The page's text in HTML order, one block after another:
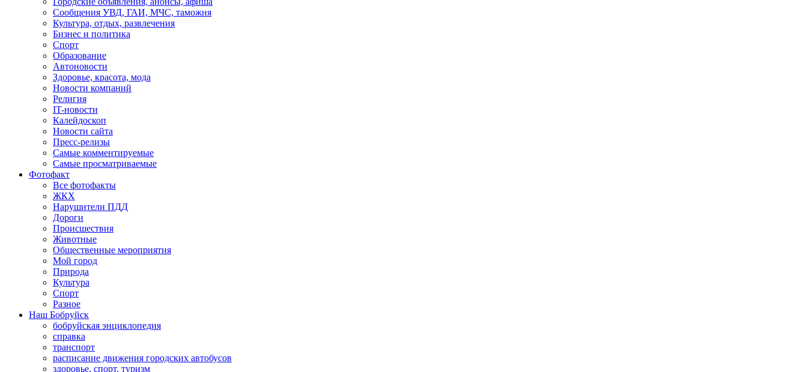
Сообщения УВД, ГАИ, МЧС, таможня
Культура, отдых, развлечения
Бизнес и политика
Спорт
Образование
Автоновости
Здоровье, красота, мода
Новости компаний
Религия
IT-новости
Калейдоскоп
Новости сайта
Пресс-релизы
Самые комментируемые
Самые просматриваемые
Фотофакт
Все фотофакты
ЖКХ
Нарушители ПДД
Дороги
Происшествия
Животные
Общественные мероприятия
Мой город
Природа
Культура
Спорт
Разное
Наш Бобруйск
бобруйская энциклопедия
справка
транспорт
расписание движения городских автобусов
здоровье, спорт, туризм